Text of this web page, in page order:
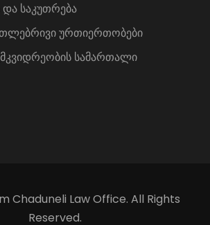
და საკუთრება
ურთიერთობები
სამართალი
Chaduneli Law Office. All Rights
Reserved.